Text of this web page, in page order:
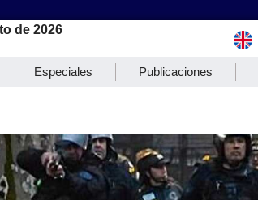
de 2026
Especiales Publicaciones